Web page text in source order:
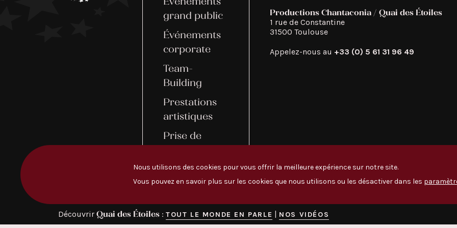
grand public
Événements
corporate
Team-
Building
Prestations
artistiques
Prise de
Productions Chantaconia / Quai des Étoiles
1 rue de Constantine
31500 Toulouse
Appelez-nous au +33 (0) 5 61 31 96 49
Découvrir Quai des Étoiles : TOUT LE MONDE EN PARLE | NOS VIDÉOS
Nous utilisons des cookies pour vous offrir la meilleure expérience sur notre site.
Vous pouvez en savoir plus sur les cookies que nous utilisons ou les désactiver dans les